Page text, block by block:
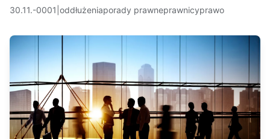
30.11.-0001 oddłużeniaporady prawneprawnicyprawo